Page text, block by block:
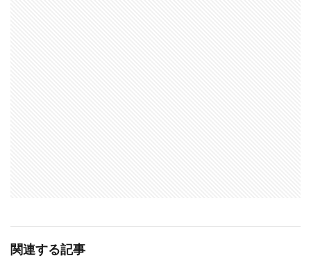
関連する記事